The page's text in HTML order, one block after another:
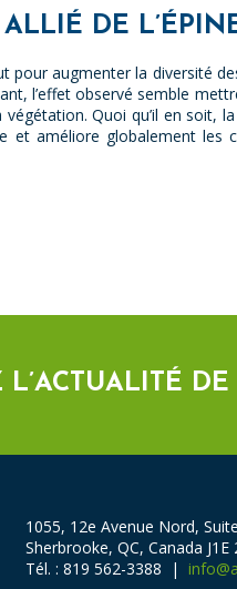
DE
pour augmenter la diversité
l’effet observé semble
Quoi qu’il en soit,
et améliore globalement
L’ACTUALITÉ
1055, 12e Avenue Nord,
Sherbrooke, QC, Canada J1E
Tél. : 819 562-3388 |